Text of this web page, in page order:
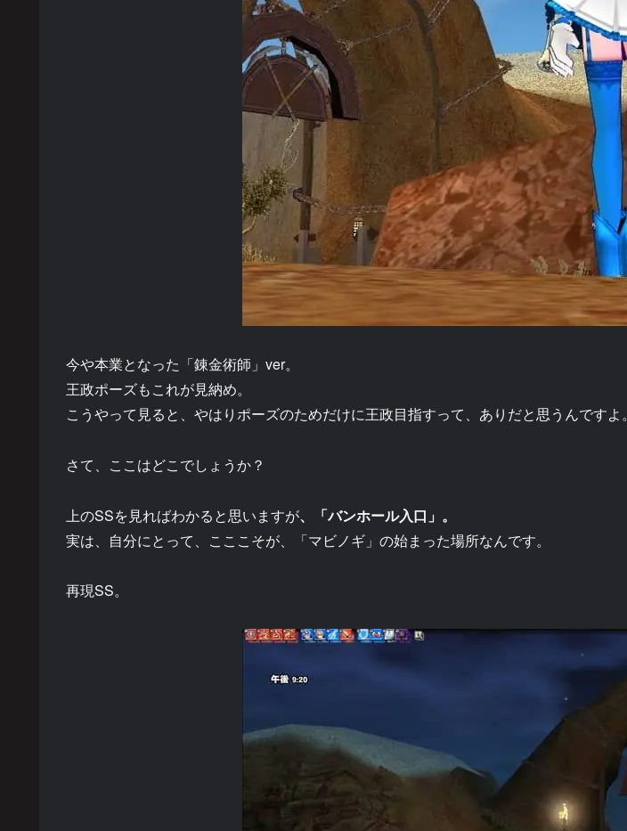
今や本業となった「錬金術師」ver。
王政ポーズもこれが見納め。
こうやって見ると、やはりポーズのためだけに王政目指すって、ありだと思うんですよ。
さて、ここはどこでしょうか？
上のSSを見ればわかると思いますが、「バンホール入口」。
実は、自分にとって、こここそが、「マビノギ」の始まった場所なんです。
再現SS。